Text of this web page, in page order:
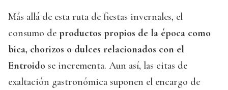
Más allá de esta ruta de fiestas invernales, el
consumo de productos propios de la época como
bica, chorizos o dulces relacionados con el
Entroido se incrementa. Aun así, las citas de
exaltación gastronómica suponen el encargo de